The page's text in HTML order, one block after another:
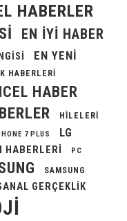
HABERLER
EN IYI HABER
EN YENI
HABERLERI
HABER
HILELERI
7 PLUS LG
HABERLERI PC
SAMSUNG
GERÇEKLIK